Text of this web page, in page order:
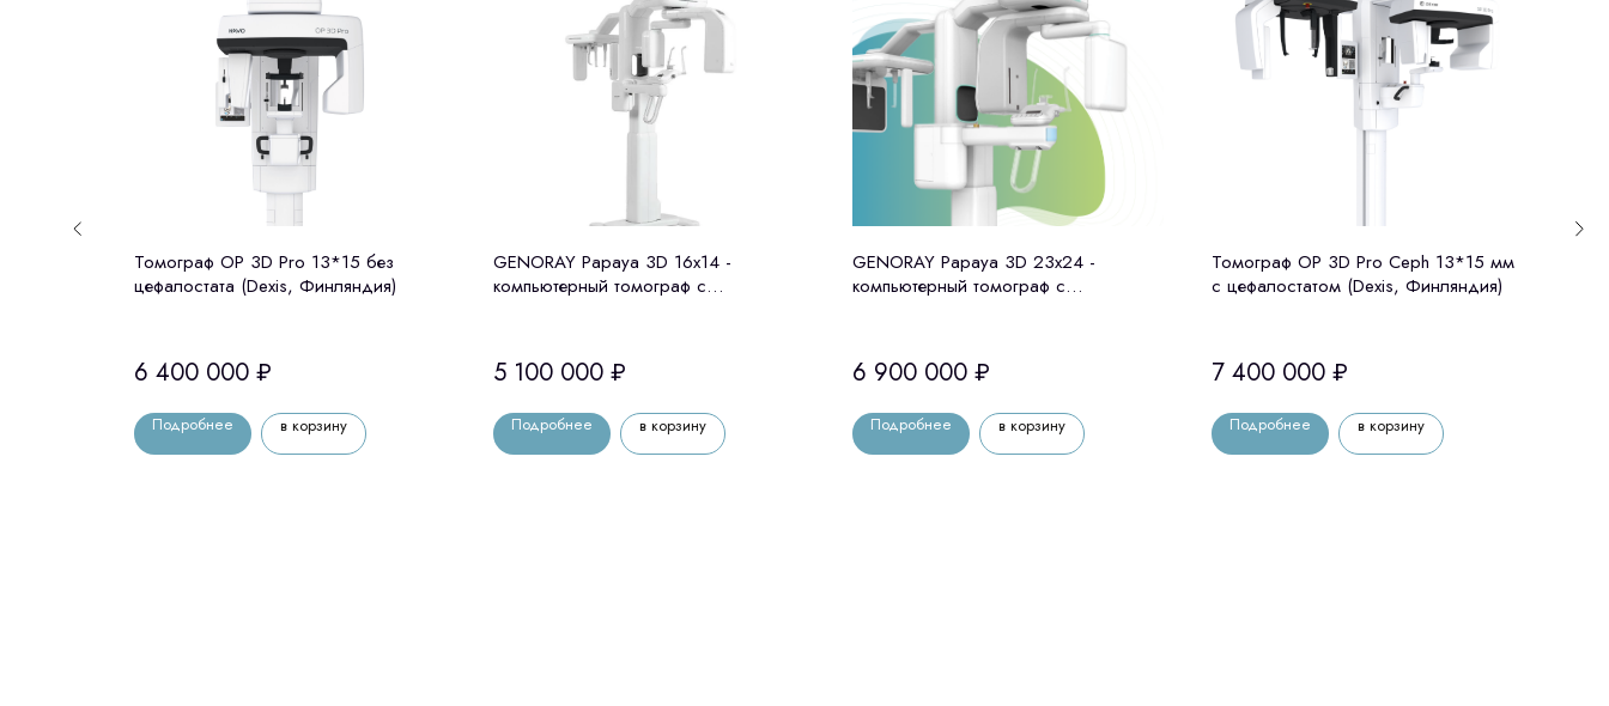
Томограф OP 3D Pro 13*15 без
цефалостата (Dexis, Финляндия)
6 400 000 ₽
Подробнее в корзину
GENORAY Papaya 3D 16x14 -
компьютерный томограф с
5 100 000 ₽
Подробнее в корзину
GENORAY Papaya 3D 23x24 -
компьютерный томограф с
6 900 000 ₽
Подробнее в корзину
Томограф OP 3D Pro Ceph 13*15 мм
с цефалостатом (Dexis, Финляндия)
7 400 000 ₽
Подробнее в корзину